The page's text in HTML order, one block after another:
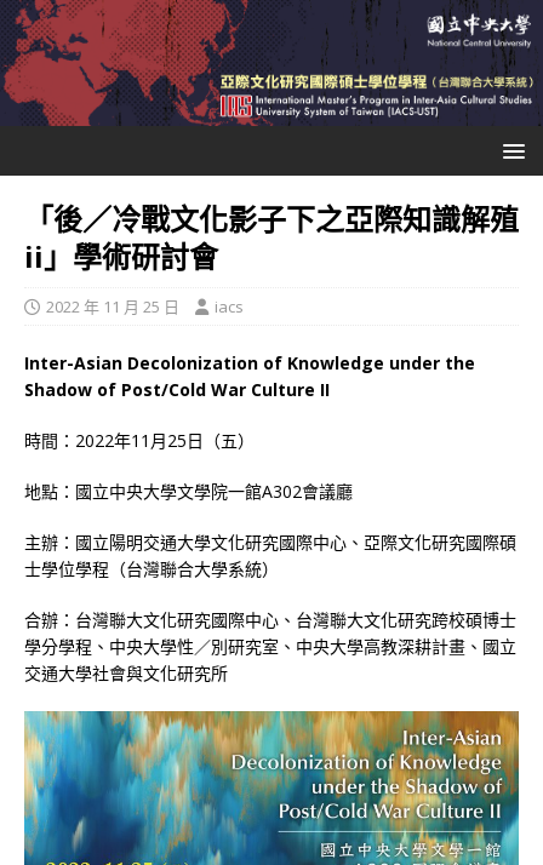
「後／冷戰文化影子下之亞際知識解殖
ii」學術研討會
2022 年 11 月 25 日 iacs
Inter-Asian Decolonization of Knowledge under the
Shadow of Post/Cold War Culture II
時間：2022年11月25日（五）
地點：國立中央大學文學院一館A302會議廳
主辦：國立陽明交通大學文化研究國際中心、亞際文化研究國際碩
士學位學程（台灣聯合大學系統）
合辦：台灣聯大文化研究國際中心、台灣聯大文化研究跨校碩博士
學分學程、中央大學性／別研究室、中央大學高教深耕計畫、國立
交通大學社會與文化研究所